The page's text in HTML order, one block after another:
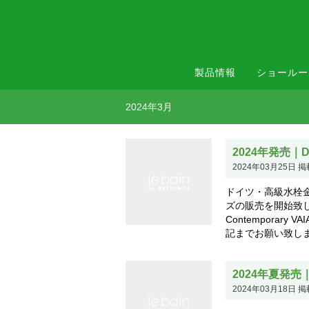
製品情報 ショール
2024年3月
2024年発売｜
2024年03月25日 掲
ドイツ・高級水
ズの販売を開始致
Contemporary
記までお願い致し
2024年夏発売
2024年03月18日 掲